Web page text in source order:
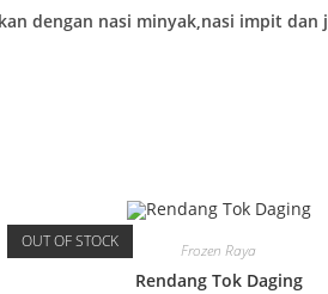
dengan nasi minyak,nasi impit dan
OUT OF STOCK Frozen Raya
Rendang Tok Daging